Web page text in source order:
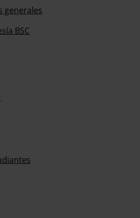
generales
BSC